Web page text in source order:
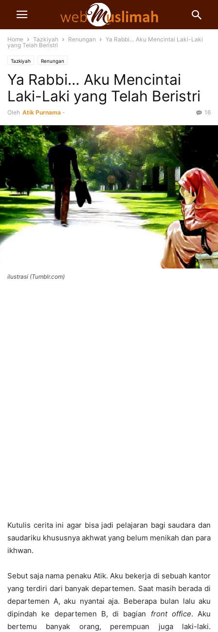
Home Tazkiyah Renungan
Ya Rabbi… Aku Mencintai Laki-Laki
yang Telah Beristri
Tazkiyah Renungan
Ya Rabbi… Aku Mencintai
Laki-Laki yang Telah Beristri
Oleh Atik Purnama - 16
ilustrasi (Tumblr.com)
Kutulis cerita ini agar bisa jadi pelajaran bagi saudara dan
saudariku khususnya akhwat yang belum menikah dan para
ikhwan.
Sebut saja nama penaku Atik. Aku bekerja di sebuah kantor
yang terdiri dari banyak departemen. Saat masih berada di
departemen A, aku nyantai aja. Beberapa bulan lalu aku
dipindah ke departemen B, di bagian front office. Aku
bertemu banyak orang, perempuan juga laki-laki.